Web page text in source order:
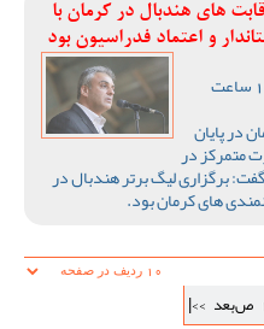
های هندبال در کرمان با
و اعتماد فدراسیون بود
پنج‌شنبه 7 خرداد ماه 1405 ساعت
در پایان
متمرکز در
برگزاری لیگ برتر هندبال در
های کرمان بود.
ص‌بعد >>|